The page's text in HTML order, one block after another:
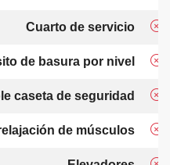
Cuarto de servicio
de basura por nivel
caseta de seguridad
de músculos